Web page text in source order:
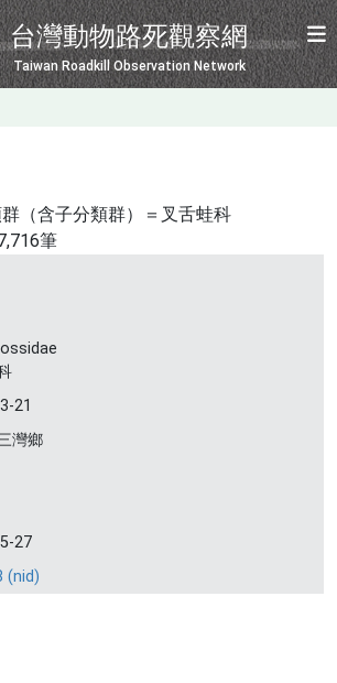
台灣動物路死觀察網
Taiwan Roadkill Observation Network
（含子分類群）＝叉舌蛙科
筆
21
灣鄉
27
(nid)